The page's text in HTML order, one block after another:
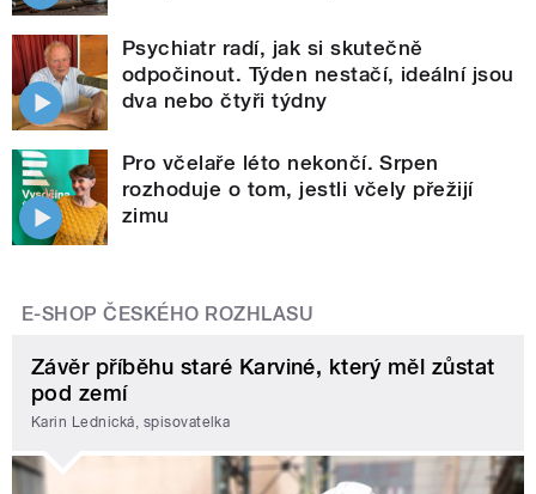
Psychiatr radí, jak si skutečně
odpočinout. Týden nestačí, ideální jsou
dva nebo čtyři týdny
Pro včelaře léto nekončí. Srpen
rozhoduje o tom, jestli včely přežijí
zimu
E-SHOP ČESKÉHO ROZHLASU
Závěr příběhu staré Karviné, který měl zůstat
pod zemí
Karin Lednická, spisovatelka